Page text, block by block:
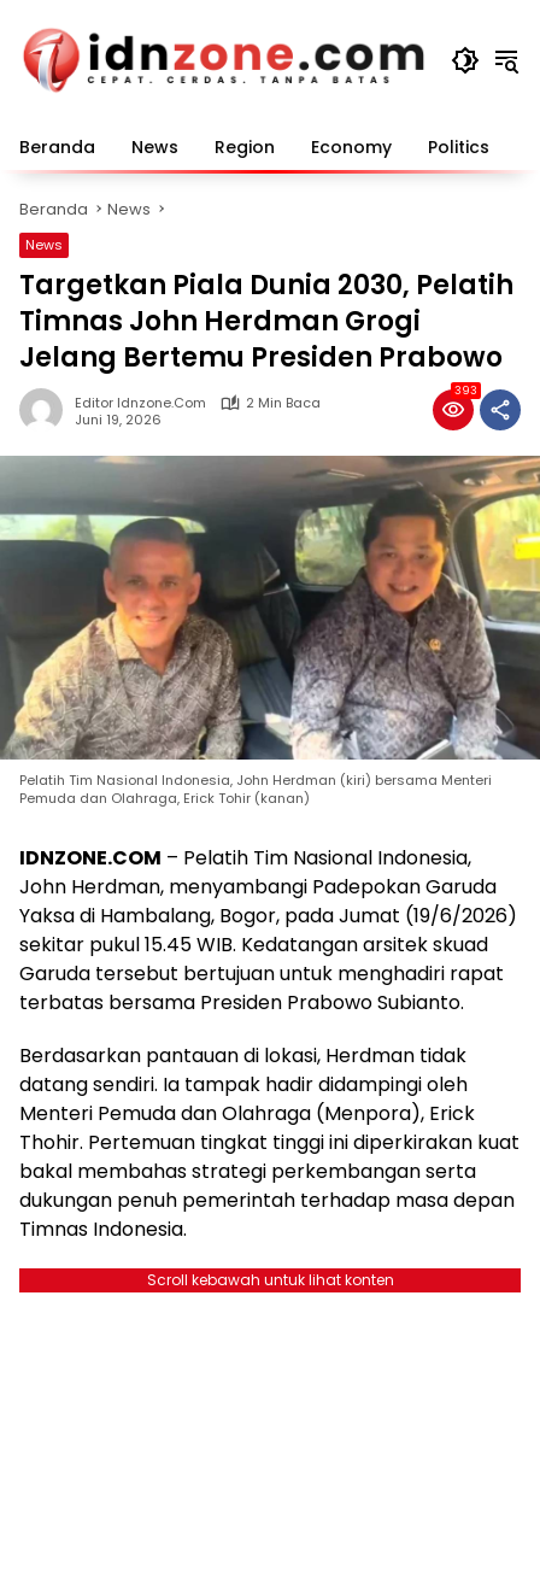
konten
Beranda News Region Economy Politics
Beranda News
News
Targetkan Piala Dunia 2030, Pelatih
Timnas John Herdman Grogi
Jelang Bertemu Presiden Prabowo
Editor Idnzone.com
2 Min Baca
Juni 19, 2026
393
Pelatih Tim Nasional Indonesia, John Herdman (kiri) bersama Menteri
Pemuda dan Olahraga, Erick Tohir (kanan)
IDNZONE.COM – Pelatih Tim Nasional Indonesia,
John Herdman, menyambangi Padepokan Garuda
Yaksa di Hambalang, Bogor, pada Jumat (19/6/2026)
sekitar pukul 15.45 WIB. Kedatangan arsitek skuad
Garuda tersebut bertujuan untuk menghadiri rapat
terbatas bersama Presiden Prabowo Subianto.
Berdasarkan pantauan di lokasi, Herdman tidak
datang sendiri. Ia tampak hadir didampingi oleh
Menteri Pemuda dan Olahraga (Menpora), Erick
Thohir. Pertemuan tingkat tinggi ini diperkirakan kuat
bakal membahas strategi perkembangan serta
dukungan penuh pemerintah terhadap masa depan
Timnas Indonesia.
Scroll kebawah untuk lihat konten